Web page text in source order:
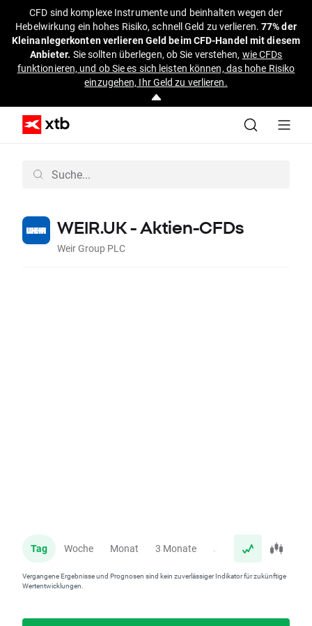
CFD sind komplexe Instrumente und beinhalten wegen der
Hebelwirkung ein hohes Risiko, schnell Geld zu verlieren.77% der
Kleinanlegerkonten verlieren Geld beim CFD-Handel mit diesem
Anbieter. Sie sollten überlegen, ob Sie verstehen, wie CFDs
funktionieren, und ob Sie es sich leisten können, das hohe Risiko
einzugehen, Ihr Geld zu verlieren.
WEIR.UK - Aktien-CFDs
Weir Group PLC
Tag Woche Monat 3 Monate Jahr
Vergangene Ergebnisse und Prognosen sind kein zuverlässiger Indikator für zukünftige
Wertentwicklungen.